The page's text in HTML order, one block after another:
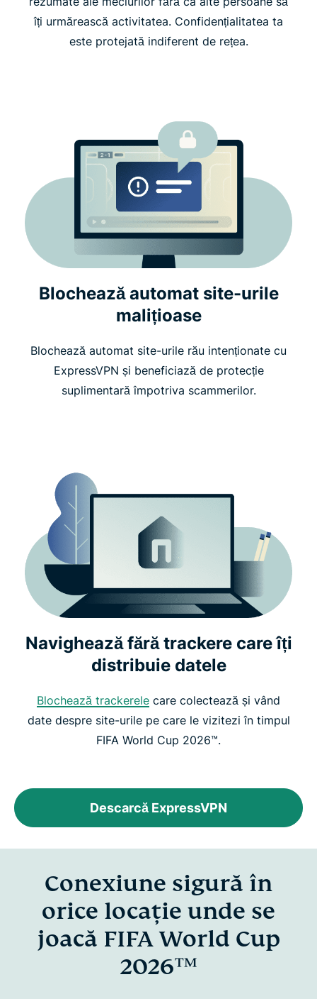
îți urmărească activitatea. Confidențialitatea ta
este protejată indiferent de rețea.
Blochează automat site-urile
malițioase
Blochează automat site-urile rău intenționate cu
ExpressVPN și beneficiază de protecție
suplimentară împotriva scammerilor.
Navighează fără trackere care îți
distribuie datele
Blochează trackerele care colectează și vând
date despre site-urile pe care le vizitezi în timpul
FIFA World Cup 2026™.
Descarcă ExpressVPN
Conexiune sigură în
orice locație unde se
joacă FIFA World Cup
2026™